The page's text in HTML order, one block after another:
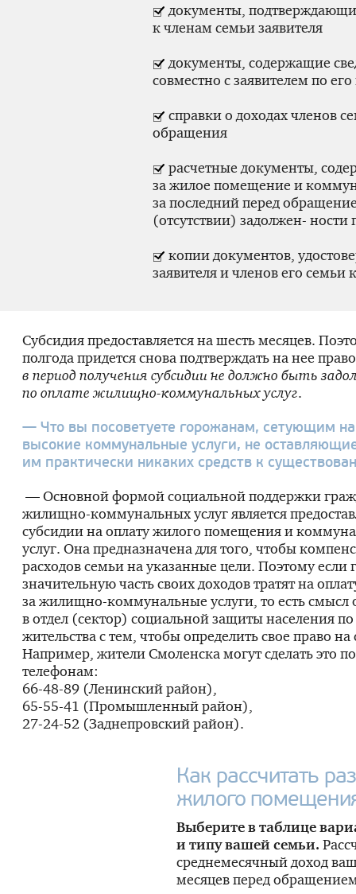
документы,
к членам семьи заявителя
документы, содержащие
совместно с заявителем по
справки о доходах членов
обращения
расчетные документы,
за жилое помещение и
за последний перед
(отсутствии) задолжен- ности
копии документов,
заявителя и членов его семьи
Субсидия предоставляется на шесть месяцев.
полгода придется снова подтверждать на нее
в период получения субсидии не должно быть
по оплате жилищно-коммунальныхуслуг.
— Что вы посоветуете горожанам, сетующим
высокие коммунальные услуги, не
им практически никаких средств к
— Основной формой социальной поддержки
жилищно-коммунальныхуслуг является
субсидии на оплату жилого помещения и
услуг. Она предназначена для того, чтобы
расходов семьи на указанные цели. Поэтому если
значительную часть своих доходов тратят на
за жилищно-коммунальные услуги, то есть смысл
в отдел (сектор) социальной защиты населения по
жительства с тем, чтобы определить свое право
Например, жители Смоленска могут сделать это
телефонам:
66-48-89 (Ленинский район),
65-55-41 (Промышленный район),
27-24-52 (Заднепровский район).
Как рассчитать
жилого
Выберите в таблице
и типу вашей семьи.
среднемесячный доход
месяцев перед